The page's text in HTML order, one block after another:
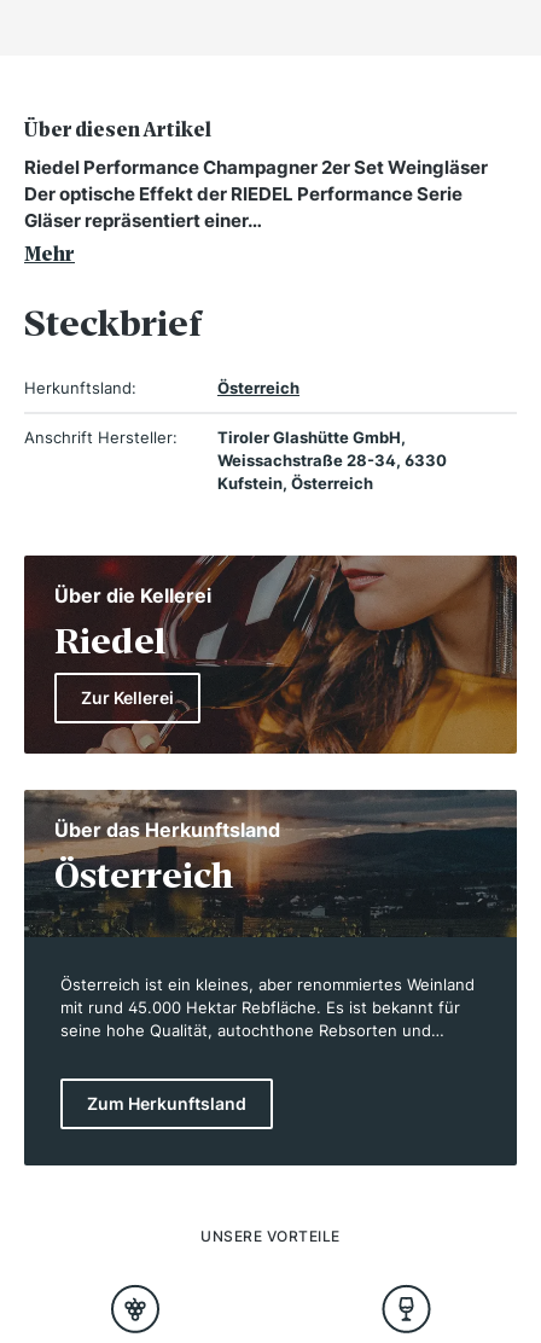
Über diesen Artikel
Riedel Performance Champagner 2er Set Weingläser
Der optische Effekt der RIEDEL Performance Serie
Gläser repräsentiert einer…
Mehr
Steckbrief
Herkunftsland: Österreich
Anschrift Hersteller:
Tiroler Glashütte GmbH,
Weissachstraße 28-34, 6330
Kufstein, Österreich
Über die Kellerei
Riedel
Zur Kellerei
Über das Herkunftsland
Österreich
Österreich ist ein kleines, aber renommiertes Weinland
mit rund 45.000 Hektar Rebfläche. Es ist bekannt für
seine hohe Qualität, autochthone Rebsorten und
sind die Weißweine, allen voran der Grüner Veltliner,
aber auch Riesling, Welschriesling und Weißburgunder.
Weinregionen sind Niederösterreich, Burgenland und
Mineralität. Österreichs Winzer verbinden Tradition mit
biologischen Anbau.
Zum Herkunftsland
UNSERE VORTEILE